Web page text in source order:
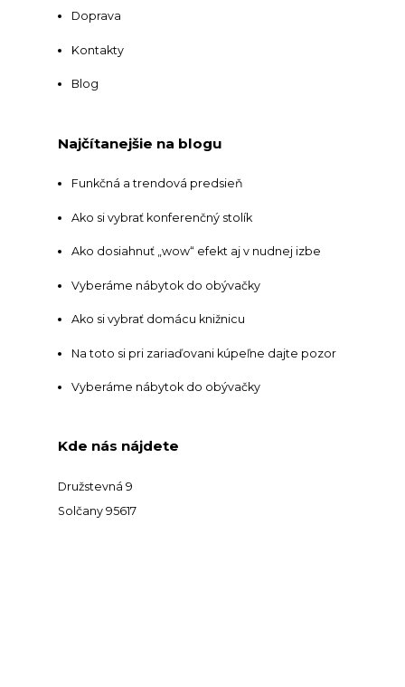
Doprava
Kontakty
Blog
Najčítanejšie na blogu
Funkčná a trendová predsieň
Ako si vybrať konferenčný stolík
Ako dosiahnuť „wow“ efekt aj v nudnej izbe
Vyberáme nábytok do obývačky
Ako si vybrať domácu knižnicu
Na toto si pri zariaďovani kúpeľne dajte pozor
Vyberáme nábytok do obývačky
Kde nás nájdete
Družstevná 9
Solčany 95617